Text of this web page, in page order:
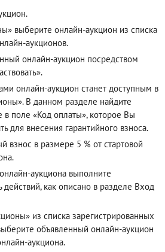
выберите онлайн-аукцион из списка
аукционов.
онлайн-аукцион посредством
онлайн-аукцион станет доступным в
В данном разделе найдите
в поле «Код оплаты», которое Вы
для внесения гарантийного взноса.
взнос в размере 5 % от стартовой
аукциона выполните
действий, как описано в разделе Вход
из списка зарегистрированных
объявленный онлайн-аукцион
аукциона.